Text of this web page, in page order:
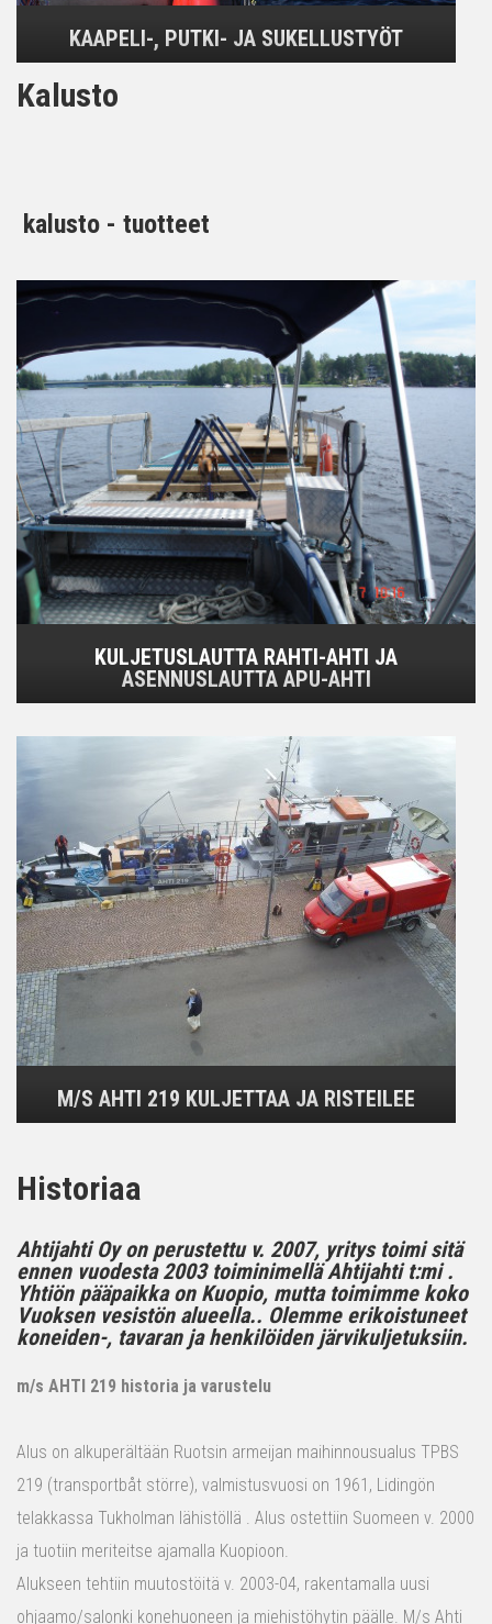
KAAPELI-, PUTKI- JA SUKELLUSTYÖT
Kalusto
kalusto - tuotteet
KULJETUSLAUTTA RAHTI-AHTI JA
ASENNUSLAUTTA APU-AHTI
M/S AHTI 219 KULJETTAA JA RISTEILEE
Historiaa
Ahtijahti Oy on perustettu v. 2007, yritys toimi sitä
ennen vuodesta 2003 toiminimellä Ahtijahti t:mi .
Yhtiön pääpaikka on Kuopio, mutta toimimme koko
Vuoksen vesistön alueella.. Olemme erikoistuneet
koneiden-, tavaran ja henkilöiden järvikuljetuksiin.
m/s AHTI 219 historia ja varustelu
Alus on alkuperältään Ruotsin armeijan maihinnousualus TPBS
219 (transportbåt större), valmistusvuosi on 1961, Lidingön
telakkassa Tukholman lähistöllä . Alus ostettiin Suomeen v. 2000
ja tuotiin meriteitse ajamalla Kuopioon.
Alukseen tehtiin muutostöitä v. 2003-04, rakentamalla uusi
ohjaamo/salonki konehuoneen ja miehistöhytin päälle. M/s Ahti